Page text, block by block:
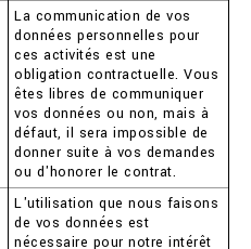
La communication de vos
données personnelles pour
ces activités est une
obligation contractuelle. Vous
êtes libres de communiquer
vos données ou non, mais à
défaut, il sera impossible de
donner suite à vos demandes
ou d'honorer le contrat.
L'utilisation que nous faisons
de vos données est
nécessaire pour notre intérêt